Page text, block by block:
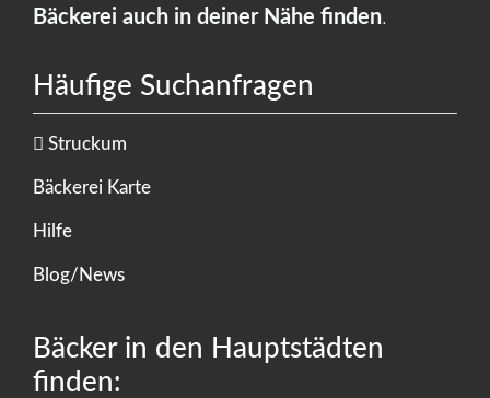
Bäckerei auch in deiner Nähe finden.
Häufige Suchanfragen
Struckum
Bäckerei Karte
Hilfe
Blog/News
Bäcker in den Hauptstädten
finden: